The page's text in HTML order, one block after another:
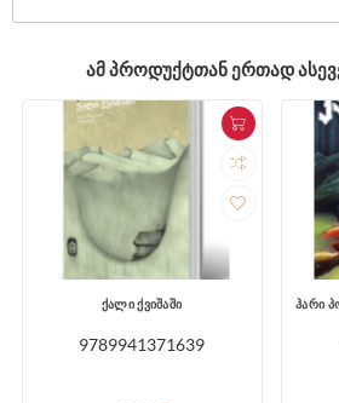
ᲐᲛ ᲞᲠᲝᲓᲣᲥᲢᲗᲐᲜ ᲔᲠᲗᲐᲓ
ქალი ქვიშაში
9789941371639
ჰარი